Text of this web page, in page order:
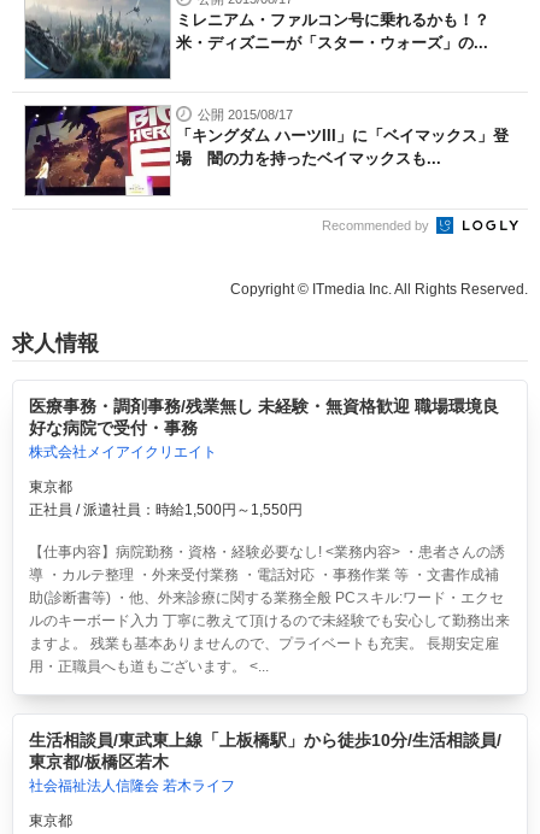
ミレニアム・ファルコン号に乗れるかも！？
米・ディズニーが「スター・ウォーズ」の...
公開 2015/08/17
「キングダム ハーツIII」に「ベイマックス」登
場 闇の力を持ったベイマックスも...
Recommended by
Copyright © ITmedia Inc. All Rights Reserved.
求人情報
医療事務・調剤事務/残業無し 未経験・無資格歓迎 職場環境良
好な病院で受付・事務
株式会社メイアイクリエイト
東京都
正社員 / 派遣社員：時給1,500円～1,550円
【仕事内容】病院勤務・資格・経験必要なし! <業務内容> ・患者さんの誘
導 ・カルテ整理 ・外来受付業務 ・電話対応 ・事務作業 等 ・文書作成補
助(診断書等) ・他、外来診療に関する業務全般 PCスキル:ワード・エクセ
ルのキーボード入力 丁寧に教えて頂けるので未経験でも安心して勤務出来
ますよ。 残業も基本ありませんので、プライベートも充実。 長期安定雇
用・正職員へも道もございます。 <...
生活相談員/東武東上線「上板橋駅」から徒歩10分/生活相談員/
東京都/板橋区若木
社会福祉法人信隆会 若木ライフ
東京都